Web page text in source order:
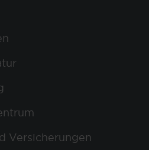
Versicherungen